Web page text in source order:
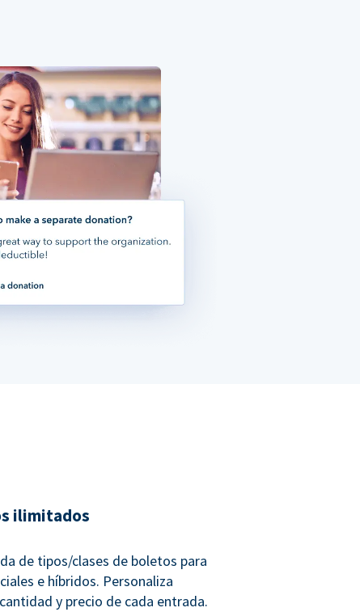
ilimitados
de tipos/clases de boletos para
e híbridos. Personaliza
y precio de cada entrada.